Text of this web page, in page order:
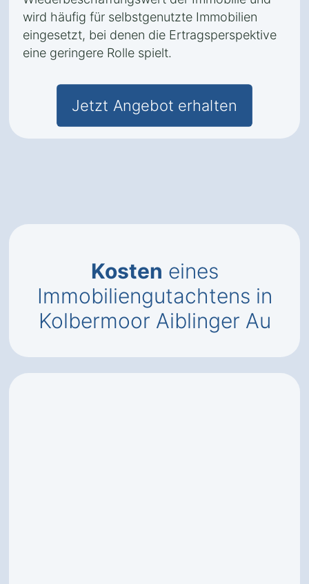
wird häufig für selbstgenutzte Immobilien
eingesetzt, bei denen die Ertragsperspektive
eine geringere Rolle spielt.
Jetzt Angebot erhalten
Kosten eines
Immobiliengutachtens in
Kolbermoor Aiblinger Au